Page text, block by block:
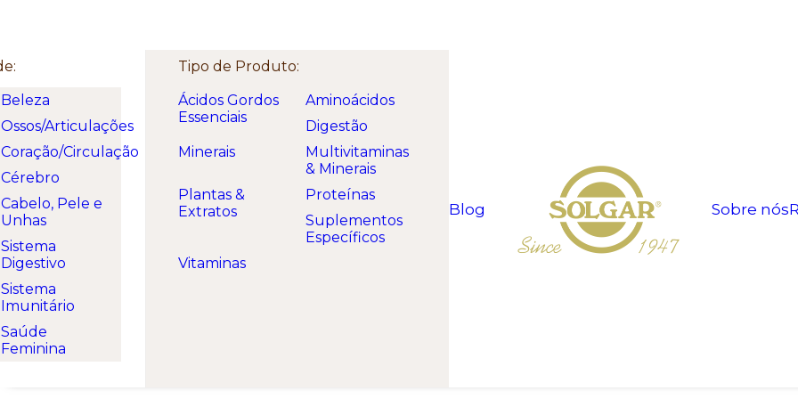
Beleza
Ossos/Articulações
Coração/Circulação
Cérebro
Cabelo, Pele e
Unhas
Sistema
Digestivo
Sistema
Imunitário
Saúde
Feminina
Tipo de Produto:
Ácidos Gordos
Essenciais
Aminoácidos
Digestão
Minerais
Multivitaminas
& Minerais
Plantas &
Extratos
Proteínas
Suplementos
Específicos
Vitaminas
Blog Sobre nós